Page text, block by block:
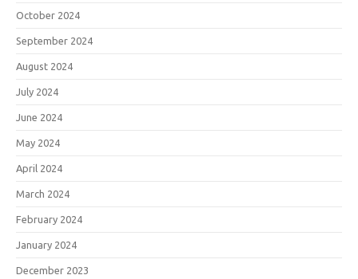
October 2024
September 2024
August 2024
July 2024
June 2024
May 2024
April 2024
March 2024
February 2024
January 2024
December 2023